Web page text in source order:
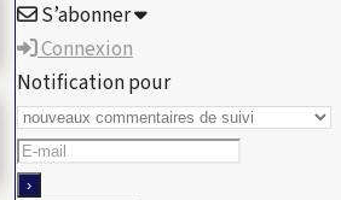
S’abonner
Connexion
Notification pour